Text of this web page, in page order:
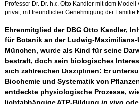
Professor Dr. Dr. h.c. Otto Kandler mit dem
privat, mit freundlicher Genehmigung der Familie
Ehrenmitglied der DBG Otto Kandler,
für Botanik an der Ludwig-
München, wurde als Kind für seine
bestraft, doch sein biologisches
sich zahlreichen Disziplinen: Er
Biochemie und Systematik von
entdeckte physiologische Prozesse,
lichtabhängige ATP-Bildung in vivo